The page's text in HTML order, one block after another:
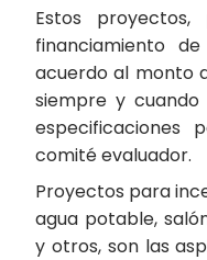
Estos
financiamiento de
acuerdo al monto
siempre y
especificaciones
comité evaluador.
Proyectos para
agua potable,
y otros, son las